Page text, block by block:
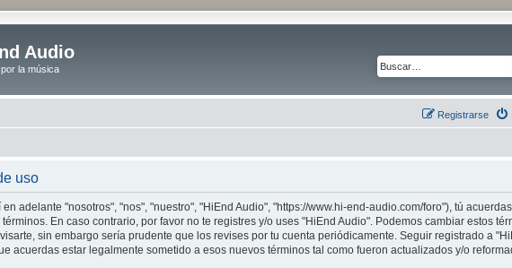
Audio
la música
Registrarse
uso
adelante "nosotros", "nos", "nuestro", "HiEnd Audio", "https://www.hi-end-audio.com/foro"), tú
En caso contrario, por favor no te registres y/o uses "HiEnd Audio". Podemos cambiar estos
sin embargo sería prudente que los revises por tu cuenta periódicamente. Seguir registrado a
acuerdas estar legalmente sometido a esos nuevos términos tal como fueron actualizados y/o